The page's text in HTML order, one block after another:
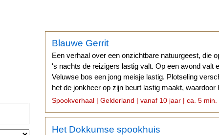
Blauwe Gerrit
Een verhaal over een onzichtbare natuurgeest, die
's nachts de reizigers lastig valt. Op een avond valt
Veluwse bos een jong meisje lastig. Plotseling
het de jonkheer op zijn beurt lastig maakt, waardoor
ontsnappen.
Spookverhaal | Gelderland | vanaf 10 jaar | ca. 5 min.
Het Dokkumse spookhuis